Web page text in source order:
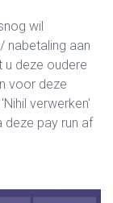
wil
nabetaling aan
u deze oudere
voor deze
verwerken'
deze pay run af